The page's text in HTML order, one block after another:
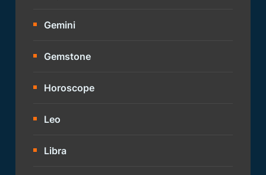
Gemini
Gemstone
Horoscope
Leo
Libra